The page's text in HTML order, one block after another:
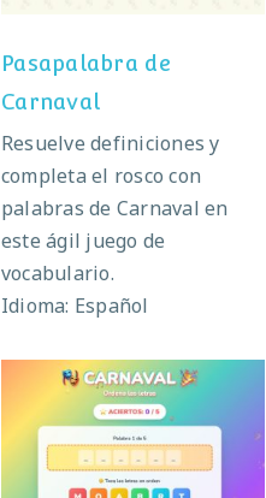
Pasapalabra de
Carnaval
Resuelve definiciones y
completa el rosco con
palabras de Carnaval en
este ágil juego de
vocabulario.
Idioma: Español
Ordena las letras